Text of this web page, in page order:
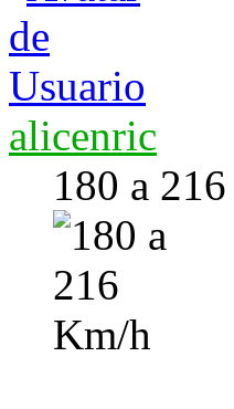
alicenric
180 a